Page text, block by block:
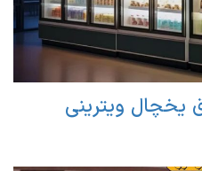
یخچال ویترینی